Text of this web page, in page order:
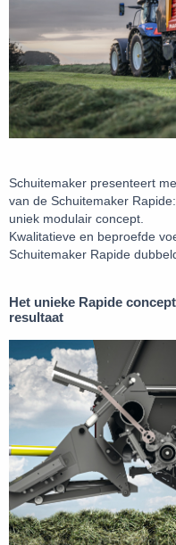
Schuitemaker presenteert
van de Schuitemaker
uniek modulair concept.
Kwalitatieve en beproefde
Schuitemaker Rapide
Het unieke Rapide
resultaat